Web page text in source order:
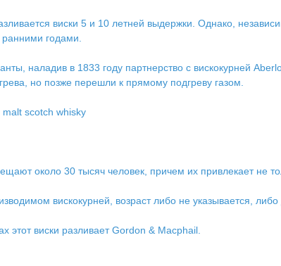
виски 5 и 10 летней выдержки. Однако,
годами.
наладив в 1833 году партнерство с вискокурней
но позже перешли к прямому подгреву газом.
scotch whisky
около 30 тысяч человек, причем их привлекает не
вискокурней, возраст либо не указывается,
этот виски разливает Gordon & Macphail.